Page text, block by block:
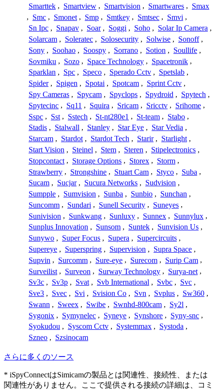
Smarttek , Smartview , Smartvision , Smartwares , Smax
, Smc , Smonet , Smp , Smtkey , Smtsec , Smvi ,
Sn Ipc , Snapav , Soar , Soggi , Soho , Solar Ip Camera ,
Solarcam , Soleratec , Solosecurity , Solwise , Sonoff ,
Sony , Soohao , Soospy , Sorrano , Sotion , Soullife ,
Sovmiku , Sozo , Space Technology , Spacetronik ,
Sparklan , Spc , Speco , Sperado Cctv , Spetslab ,
Spider , Spigen , Spotai , Spotcam , Sprint Cctv ,
Spy Cameras , Spycam , Spyclops , Spydroid , Spytech ,
Spytecinc , Sq11 , Squira , Sricam , Sricctv , Srihome ,
Sspc , Sst , Sstech , St-nt280e1 , St-team , Stabo ,
Stadis , Stalwall , Stanley , Star Eye , Star Vedia ,
Starcam , Stardot , Stardot Tech , Starir , Starlight ,
Start Vision , Steinel , Stem , Steren , Stipelectronics ,
Stopcontact , Storage Options , Storex , Storm ,
Strawberry , Strongshine , Stuart Cam , Styco , Suba ,
Sucam , Sucjar , Sucura Networks , Sudvision ,
Sumpple , Sumvision , Sunba , Sunbio , Sunchan ,
Suncomm , Sundari , Sunell Security , Suneyes ,
Sunivision , Sunkwang , Sunluxy , Sunnex , Sunnylux ,
Sunplus Innovation , Sunsom , Suntek , Sunvision Us ,
Sunywo , Super Focus , Supera , Supercircuits ,
Supereye , Superspring , Supervision , Supra Space ,
Supvin , Surcomm , Sure-eye , Surecom , Surip Cam ,
Surveilist , Surveon , Surway Technology , Surya-net ,
Sv3c , Sv3p , Svat , Svb International , Svbc , Svc ,
Sve3 , Svec , Svi , Svision Co , Svn , Svplus , Sw360 ,
Swann , Sweex , Swibe , Swnhd-800cam , Sy2l ,
Sygonix , Symynelec , Syneye , Synshore , Syny-snc ,
Syokudou , Syscom Cctv , Systemmax , Systoda ,
Szneo , Szsinocam
さらに多くのソース
* iSpyConnectはSimicamの製品とは関連性、接続性、または
関連性がありません。ここで提供される接続の詳細は、コミ